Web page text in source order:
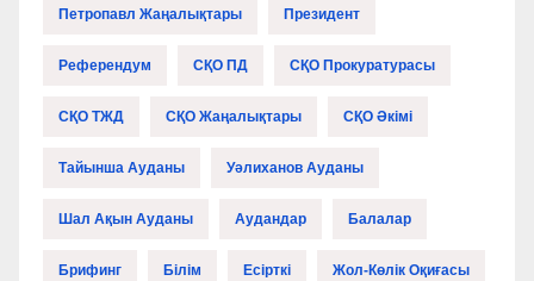
Петропавл Жаңалықтары Президент
Референдум СҚО ПД СҚО Прокуратурасы
СҚО ТЖД СҚО Жаңалықтары СҚО Әкімі
Тайынша Ауданы Уәлиханов Ауданы
Шал Ақын Ауданы Аудандар Балалар
Брифинг Білім Есірткі Жол-Көлік Оқиғасы